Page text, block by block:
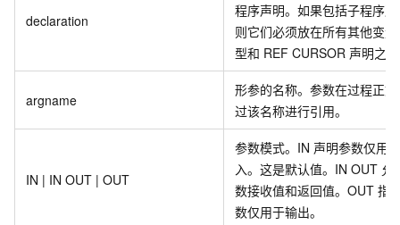
declaration
程序声明。如果包括子程序
则它们必须放在所有其他变
型和 REF CURSOR 声明之
argname
形参的名称。参数在过程正
过该名称进行引用。
IN | IN OUT | OUT
参数模式。IN 声明参数仅用
入。这是默认值。IN OUT 允
数接收值和返回值。OUT 指
数仅用于输出。